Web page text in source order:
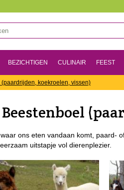
BEZICHTIGEN CULINAIR FEEST
koekroelen, vissen)
Beestenboel
ons eten vandaan komt, paard-
uitstapje vol dierenplezier.